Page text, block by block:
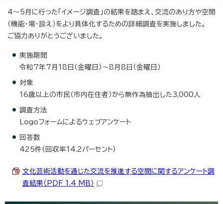
4～5月に行った「イメージ調査」の結果を踏まえ、交流のあり方や空間
（機能・場・設え）をより具体化するための詳細調査を実施しました。
ご協力ありがとうございました。
実施期間
令和7年7月18日（金曜日）～8月8日（金曜日）
対象
16歳以上の市民（市内在住者）から無作為抽出した3,000人
調査方法
Logoフォームによるウェブアンケート
回答数
425件（回収率14.2パーセント）
文化芸術活動を通じた交流を推進する空間に関するアンケート調
査結果（PDF 1.4 MB）